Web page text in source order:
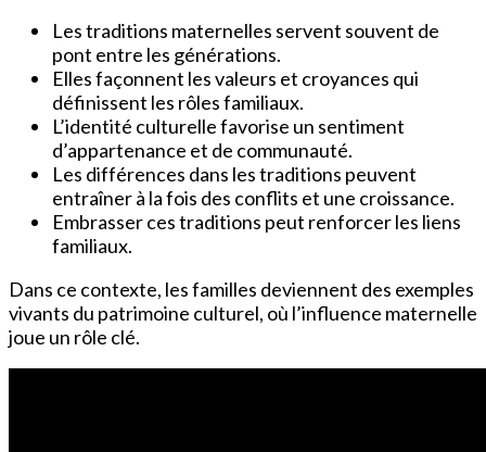
Les traditions maternelles servent souvent de
pont entre les générations.
Elles façonnent les valeurs et croyances qui
définissent les rôles familiaux.
L’identité culturelle favorise un sentiment
d’appartenance et de communauté.
Les différences dans les traditions peuvent
entraîner à la fois des conflits et une croissance.
Embrasser ces traditions peut renforcer les liens
familiaux.
Dans ce contexte, les familles deviennent des exemples
vivants du patrimoine culturel, où l’influence maternelle
joue un rôle clé.